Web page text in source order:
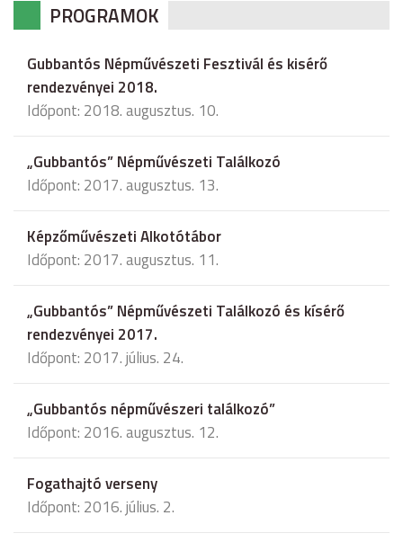
PROGRAMOK
Gubbantós Népművészeti Fesztivál és kisérő
rendezvényei 2018.
Időpont: 2018. augusztus. 10.
„Gubbantós” Népművészeti Találkozó
Időpont: 2017. augusztus. 13.
Képzőművészeti Alkotótábor
Időpont: 2017. augusztus. 11.
„Gubbantós” Népművészeti Találkozó és kísérő
rendezvényei 2017.
Időpont: 2017. július. 24.
„Gubbantós népművészeri találkozó”
Időpont: 2016. augusztus. 12.
Fogathajtó verseny
Időpont: 2016. július. 2.